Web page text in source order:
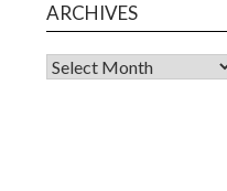
ARCHIVES
Archives